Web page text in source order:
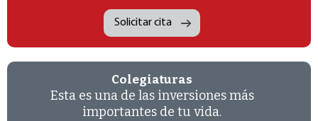
Solicitar cita
Colegiaturas
Esta es una de las inversiones más
importantes de tu vida.